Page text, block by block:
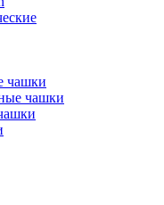
чашки
чашки